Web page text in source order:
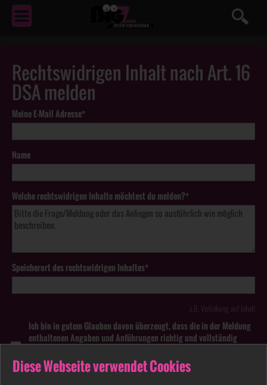
Diese Webseite verwendet Cookies
EROTIKVON NEBENAN ...
Rechtswidrigen Inhalt nach Art. 16
DSA melden
Meine E-Mail Adresse*
Name
Welche rechtswidrigen Inhalte möchtest du melden?*
Speicherort des rechtswidrigen Inhaltes*
z.B. Verlinkung auf Inhalt
Ich bin in gutem Glauben davon überzeugt, dass die in der Meldung
enthaltenen Angaben und Anführungen richtig und vollständig
rechtswidrigen Inhalten können strafbar sein.